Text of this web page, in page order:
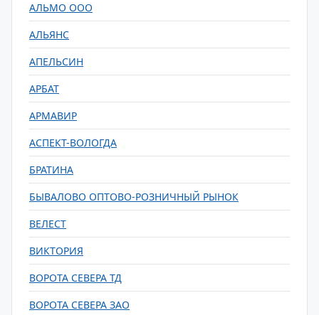
АЛЬМО ООО
АЛЬЯНС
АПЕЛЬСИН
АРБАТ
АРМАВИР
АСПЕКТ-ВОЛОГДА
БРАТИНА
БЫВАЛОВО ОПТОВО-РОЗНИЧНЫЙ РЫНОК
ВЕЛЕСТ
ВИКТОРИЯ
ВОРОТА СЕВЕРА ТД
ВОРОТА СЕВЕРА ЗАО